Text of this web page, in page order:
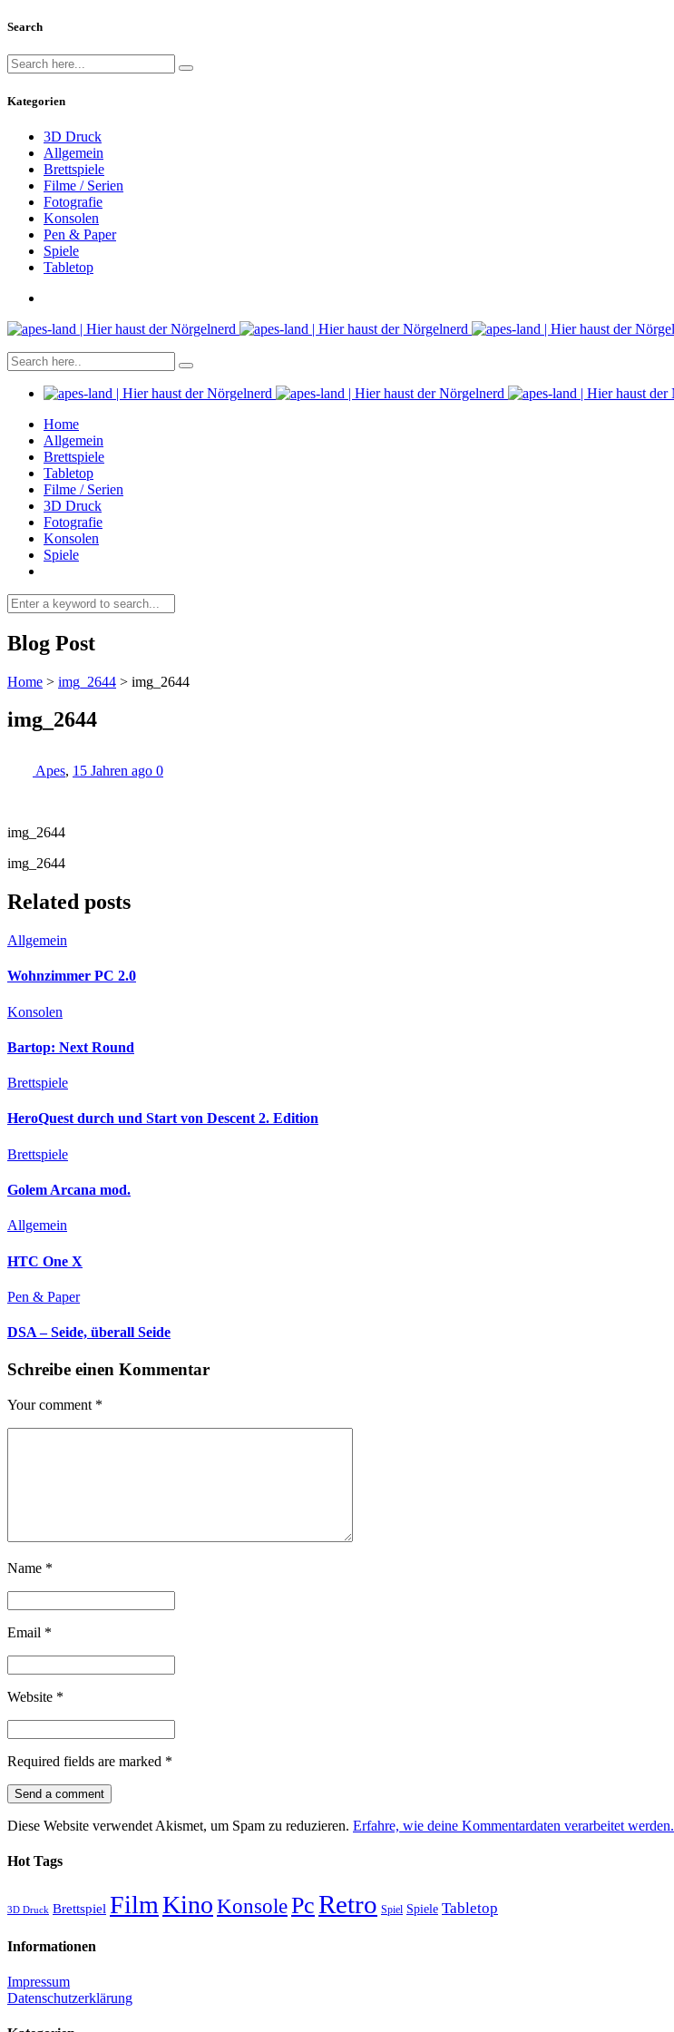
Search
Kategorien
3D Druck
Allgemein
Brettspiele
Filme / Serien
Fotografie
Konsolen
Pen & Paper
Spiele
Tabletop
Home
Allgemein
Brettspiele
Tabletop
Filme / Serien
3D Druck
Fotografie
Konsolen
Spiele
Blog Post
Home > img_2644 > img_2644
img_2644
Apes, 15 Jahren ago 0
img_2644
img_2644
Related posts
Allgemein
Wohnzimmer PC 2.0
Konsolen
Bartop: Next Round
Brettspiele
HeroQuest durch und Start von Descent 2. Edition
Brettspiele
Golem Arcana mod.
Allgemein
HTC One X
Pen & Paper
DSA – Seide, überall Seide
Schreibe einen Kommentar
Your comment *
Name *
Email *
Website *
Required fields are marked *
Diese Website verwendet Akismet, um Spam zu reduzieren. Erfahre, wie deine Kommentardaten verarbeitet werden.
Hot Tags
3D Druck Brettspiel FilmKinoKonsolePcRetro Spiel Spiele Tabletop
Informationen
Impressum
Datenschutzerklärung